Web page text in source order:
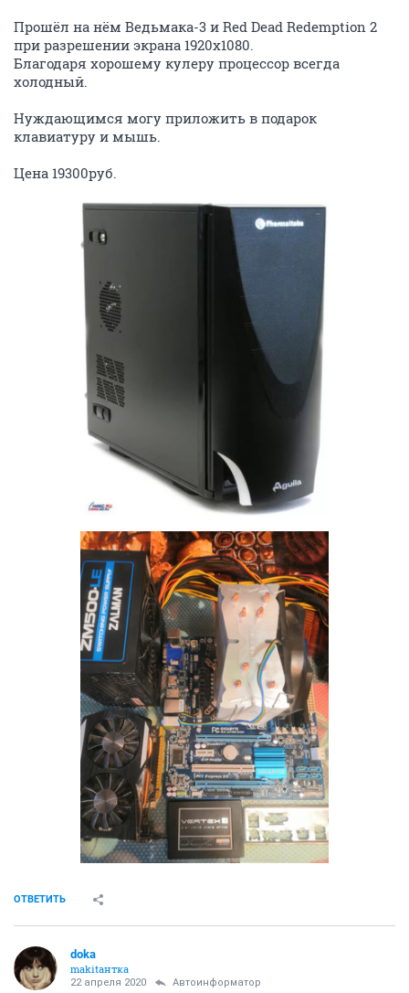
Прошёл на нём Ведьмака-3 и Red Dead Redemption 2
при разрешении экрана 1920х1080.
Благодаря хорошему кулеру процессор всегда
холодный.
Нуждающимся могу приложить в подарок
клавиатуру и мышь.
Цена 19300руб.
ОТВЕТИТЬ
doka
makitaнтка
22 апреля 2020 Автоинформатор